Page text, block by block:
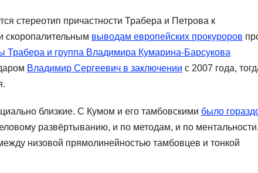
стереотип причастности Трабера и Петрова к
скоропалительным выводам европейских прокуроров
Трабера и группа Владимира Кумарина-Барсукова
Владимир Сергеевич в заключении с 2007 года,
близкие. С Кумом и его тамбовскими было
развёртыванию, и по методам, и по
низовой прямолинейностью тамбовцев и тонкой